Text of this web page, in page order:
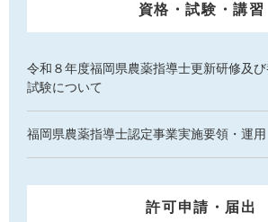
資格・試験・講習
令和８年度福岡県農薬指導士更新研修及
試験について
福岡県農薬指導士認定事業実施要領・運用
許可申請・届出